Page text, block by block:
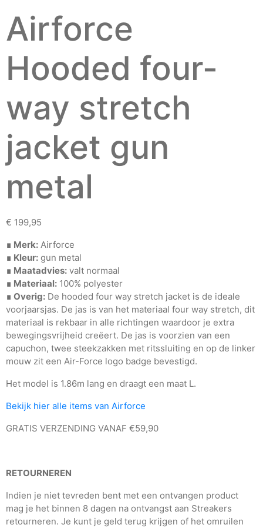
Airforce
Hooded four-
way stretch
jacket gun
metal
€ 199,95
∎ Merk: Airforce
∎ Kleur: gun metal
∎ Maatadvies: valt normaal
∎ Materiaal: 100% polyester
∎ Overig: De hooded four way stretch jacket is de ideale
voorjaarsjas. De jas is van het materiaal four way stretch, dit
materiaal is rekbaar in alle richtingen waardoor je extra
bewegingsvrijheid creëert. De jas is voorzien van een
capuchon, twee steekzakken met ritssluiting en op de linker
mouw zit een Air-Force logo badge bevestigd.
Het model is 1.86m lang en draagt een maat L.
Bekijk hier alle items van Airforce
GRATIS VERZENDING VANAF €59,90
RETOURNEREN
Indien je niet tevreden bent met een ontvangen product
mag je het binnen 8 dagen na ontvangst aan Streakers
retourneren. Je kunt je geld terug krijgen of het omruilen